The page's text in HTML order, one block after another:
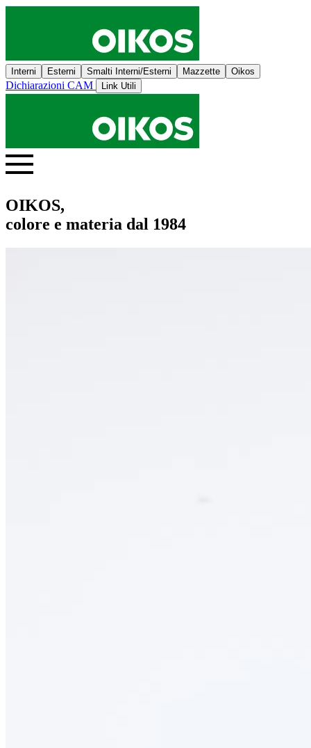
Interni Esterni Smalti Interni/Esterni Mazzette Oikos
Dichiarazioni CAM Link Utili
OIKOS,
colore e materia dal 1984